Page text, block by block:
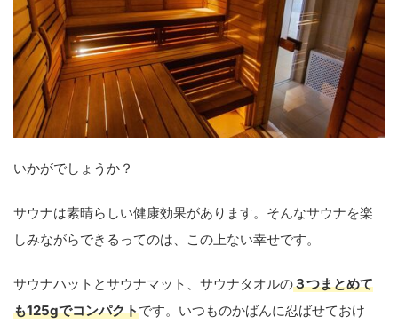
いかがでしょうか？
サウナは素晴らしい健康効果があります。そんなサウナを楽
しみながらできるってのは、この上ない幸せです。
サウナハットとサウナマット、サウナタオルの３つまとめて
も125gでコンパクトです。いつものかばんに忍ばせておけ